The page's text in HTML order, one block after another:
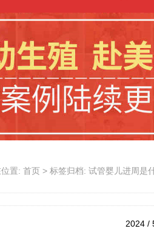
置: 首页 > 标签归档: 试管婴儿进周是
2024 /